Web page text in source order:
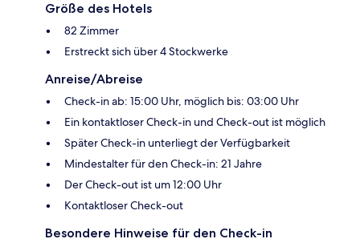
Größe des Hotels
82 Zimmer
Erstreckt sich über 4 Stockwerke
Anreise/Abreise
Check-in ab: 15:00 Uhr, möglich bis: 03:00 Uhr
Ein kontaktloser Check-in und Check-out ist möglich
Später Check-in unterliegt der Verfügbarkeit
Mindestalter für den Check-in: 21 Jahre
Der Check-out ist um 12:00 Uhr
Kontaktloser Check-out
Besondere Hinweise für den Check-in